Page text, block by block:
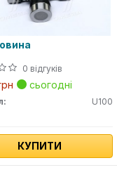
0 відгуків
сьогодні
U100
КУПИТИ